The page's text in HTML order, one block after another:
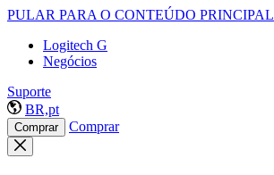
PULAR PARA O CONTEÚDO PRINCIPAL
Logitech G
Negócios
Suporte
BR,pt
Comprar Comprar